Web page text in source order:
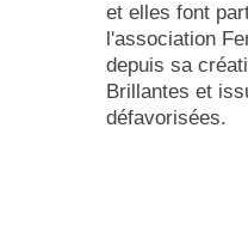
et elles font
l'association
depuis sa
Brillantes et
défavorisées.